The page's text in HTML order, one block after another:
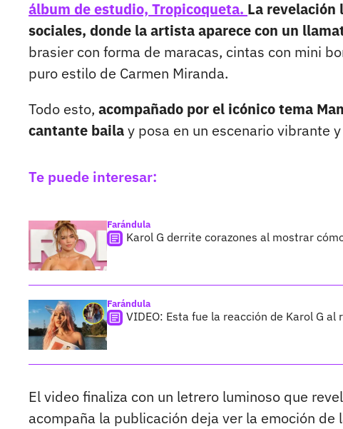
álbum de estudio, Tropicoqueta. La revelación
sociales, donde la artista aparece con un
brasier con forma de maracas, cintas con mini
puro estilo de Carmen Miranda.
Todo esto, acompañado por el icónico tema
cantante bailay posa en un escenario vibrante
Te puede interesar:
Farándula
Karol G derrite corazones al mostrar
Farándula
VIDEO: Esta fue la reacción de Karol G
El video finaliza con un letrero luminoso que
acompaña la publicación deja ver la emoción de